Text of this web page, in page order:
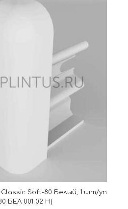
Soft-80 Белый, 1.шт/уп
БЕЛ 001 02 Н)